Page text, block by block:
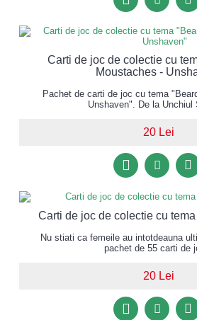
Carti de joc de colectie cu
Moustaches -
Pachet de carti de joc cu tema
Unshaven". De la Unchiul
20 Lei
Carti de joc de colectie cu
Nu stiati ca femeile au intotdeauna
pachet de 55 carti de
20 Lei